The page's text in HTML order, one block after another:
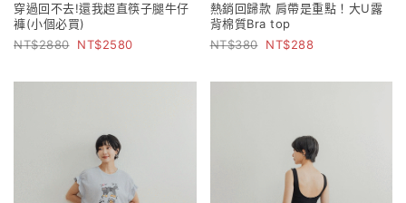
穿過回不去!還我超直筷子腿牛仔
褲(小個必買)
2880
2580
熱銷回歸款 肩帶是重點！大U露
背棉質Bra top
380
288